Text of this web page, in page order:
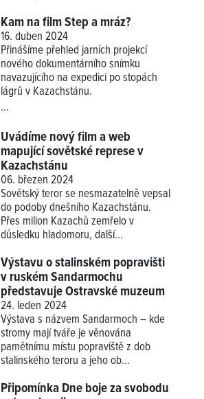
Kam na film Step a mráz?
16. duben 2024
Přinášíme přehled jarních projekcí
nového dokumentárního snímku
navazujícího na expedici po stopách
lágrů v Kazachstánu.
...
Uvádíme nový film a web
mapující sovětské represe v
Kazachstánu
06. březen 2024
Sovětský teror se nesmazatelně vepsal
do podoby dnešního Kazachstánu.
Přes milion Kazachů zemřelo v
důsledku hladomoru, další...
Výstavu o stalinském popravišti
v ruském Sandarmochu
představuje Ostravské muzeum
24. leden 2024
Výstava s názvem Sandarmoch – kde
stromy mají tváře je věnována
pamětnímu místu popraviště z dob
stalinského teroru a jeho ob...
Připomínka Dne boje za svobodu